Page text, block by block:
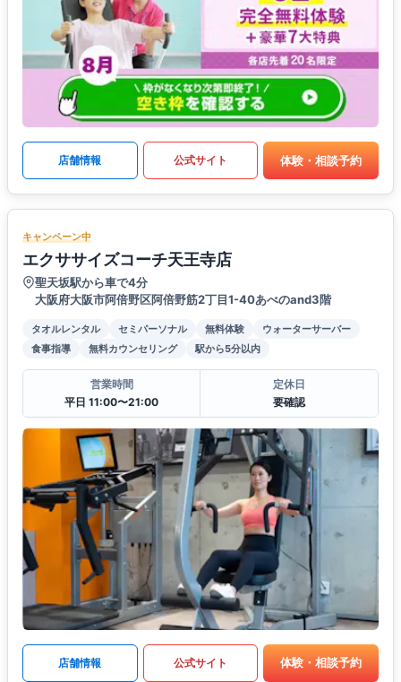
店舗情報 公式サイト 体験・相談予約
キャンペーン中
エクササイズコーチ天王寺店
聖天坂駅から車で4分
大阪府大阪市阿倍野区阿倍野筋2丁目1-40あべのand3階
タオルレンタル セミパーソナル 無料体験
ウォーターサーバー
食事指導
無料カウンセリング 駅から5分以内
営業時間
平日 11:00〜21:00
定休日
要確認
店舗情報 公式サイト 体験・相談予約